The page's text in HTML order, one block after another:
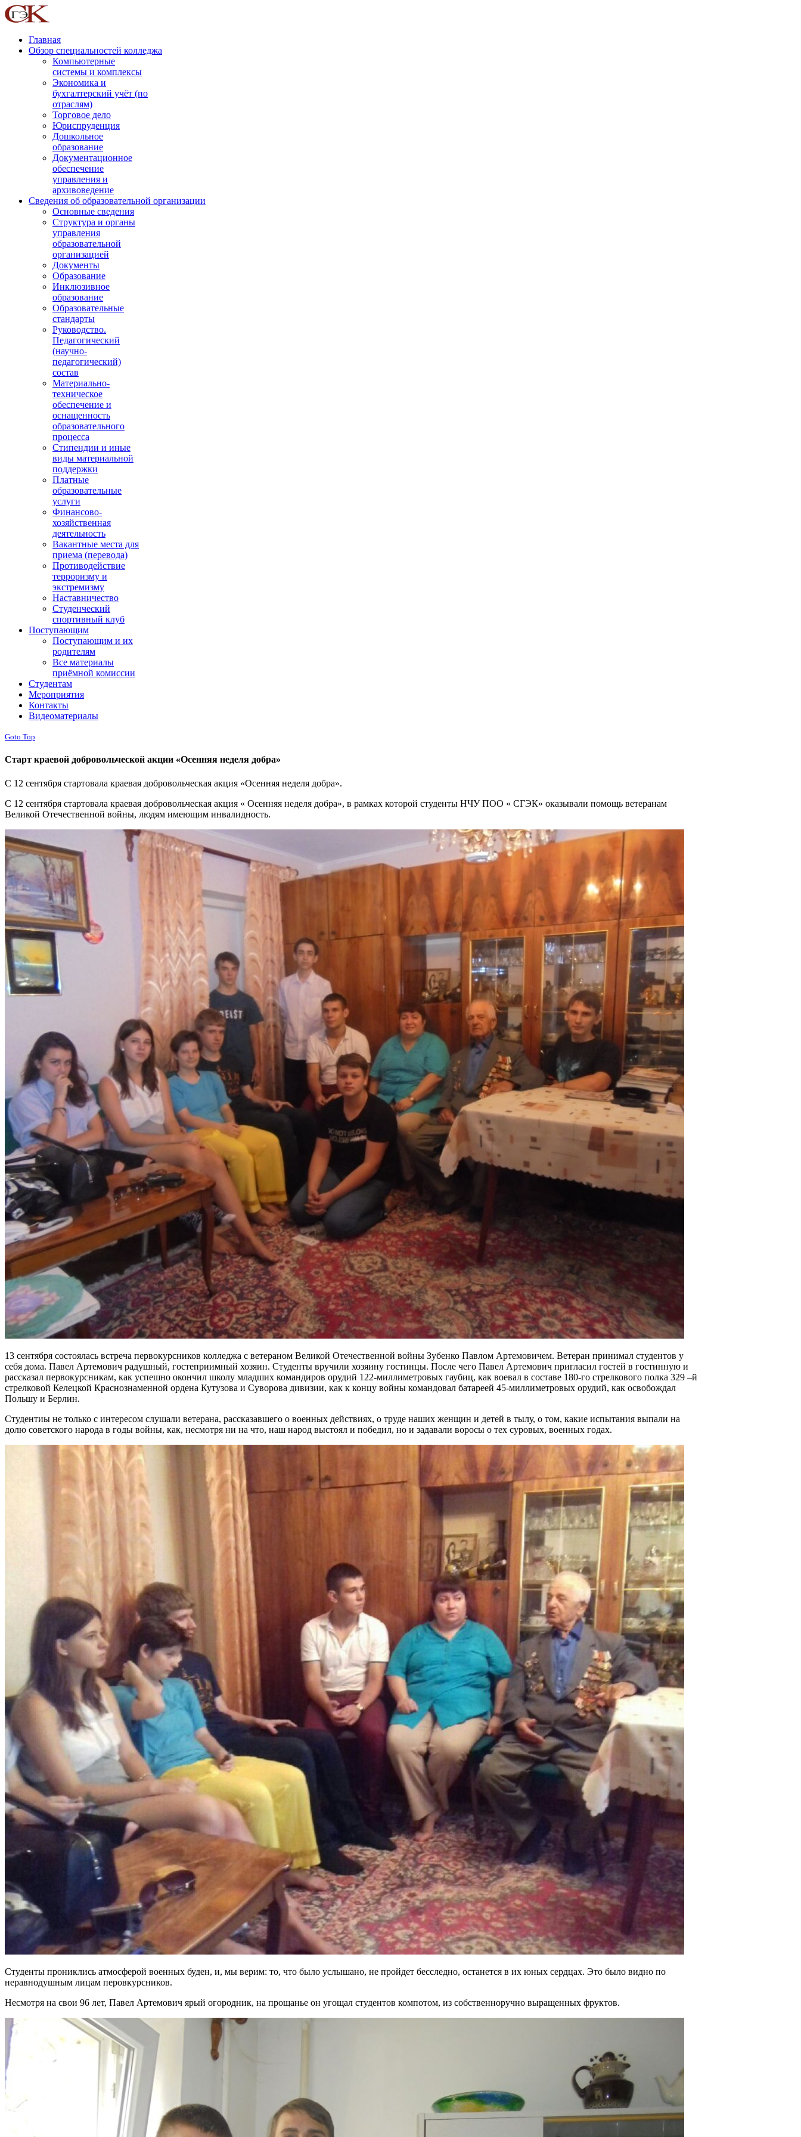
Главная
Обзор специальностей колледжа
Компьютерные
системы и комплексы
Экономика и
бухгалтерский учёт (по
отраслям)
Торговое дело
Юриспруденция
Дошкольное
образование
Документационное
обеспечение
управления и
архивоведение
Сведения об образовательной организации
Основные сведения
Структура и органы
управления
образовательной
организацией
Документы
Образование
Инклюзивное
образование
Образовательные
стандарты
Руководство.
Педагогический
(научно-
педагогический)
состав
Материально-
техническое
обеспечение и
оснащенность
образовательного
процесса
Стипендии и иные
виды материальной
поддержки
Платные
образовательные
услуги
Финансово-
хозяйственная
деятельность
Вакантные места для
приема (перевода)
Противодействие
терроризму и
экстремизму
Наставничество
Студенческий
спортивный клуб
Поступающим
Поступающим и их
родителям
Все материалы
приёмной комиссии
Студентам
Мероприятия
Контакты
Видеоматериалы
Goto Top
Старт краевой добровольческой акции «Осенняя неделя добра»
С 12 сентября стартовала краевая добровольческая акция «Осенняя неделя добра».
С 12 сентября стартовала краевая добровольческая акция « Осенняя неделя добра», в рамках которой студенты НЧУ ПОО « СГЭК» оказывали помощь ветеранам
Великой Отечественной войны, людям имеющим инвалидность.
13 сентября состоялась встреча первокурсников колледжа с ветераном Великой Отечественной войны Зубенко Павлом Артемовичем. Ветеран принимал студентов у
себя дома. Павел Артемович радушный, гостеприимный хозяин. Студенты вручили хозяину гостинцы. После чего Павел Артемович пригласил гостей в гостинную и
рассказал первокурсникам, как успешно окончил школу младших командиров орудий 122-миллиметровых гаубиц, как воевал в составе 180-го стрелкового полка 329 –й
стрелковой Келецкой Краснознаменной ордена Кутузова и Суворова дивизии, как к концу войны командовал батареей 45-миллиметровых орудий, как освобождал
Польшу и Берлин.
Студентиы не только с интересом слушали ветерана, рассказавшего о военных действиях, о труде наших женщин и детей в тылу, о том, какие испытания выпали на
долю советского народа в годы войны, как, несмотря ни на что, наш народ выстоял и победил, но и задавали воросы о тех суровых, военных годах.
Студенты прониклись атмосферой военных буден, и, мы верим: то, что было услышано, не пройдет бесследно, останется в их юных сердцах. Это было видно по
неравнодушным лицам перовкурсников.
Несмотря на свои 96 лет, Павел Артемович ярый огородник, на прощанье он угощал студентов компотом, из собственноручно выращенных фруктов.